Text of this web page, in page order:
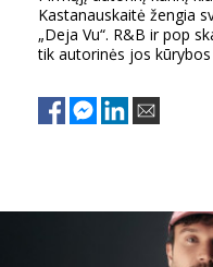
Kastanauskaitė žengia
„Deja Vu“. R&B ir pop
tik autorinės jos
kartu su norvegų
muzikos seminare.